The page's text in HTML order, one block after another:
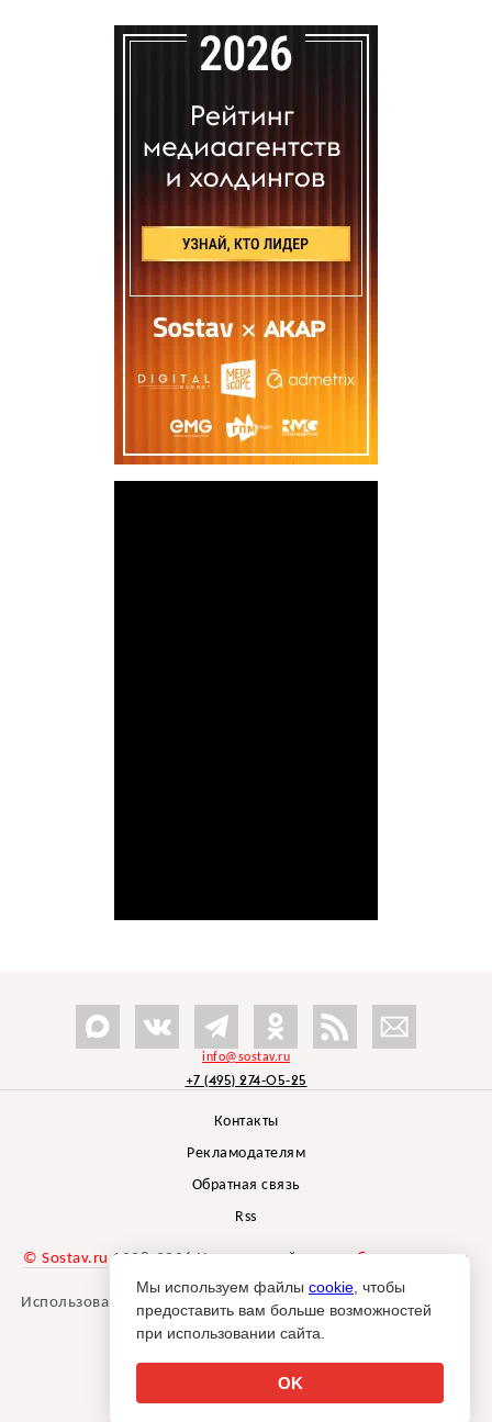
info@sostav.ru
+7 (495) 274-05-25
Контакты
Рекламодателям
Обратная связь
Rss
© Sostav.ru 1998-2026 Независимый проектбрендингового
агентства Depot
Использование материалов Sostav.ru допустимо только при
указании источника.
Мы используем файлы cookie , чтобы
предоставить вам больше возможностей
при использовании сайта.
OK